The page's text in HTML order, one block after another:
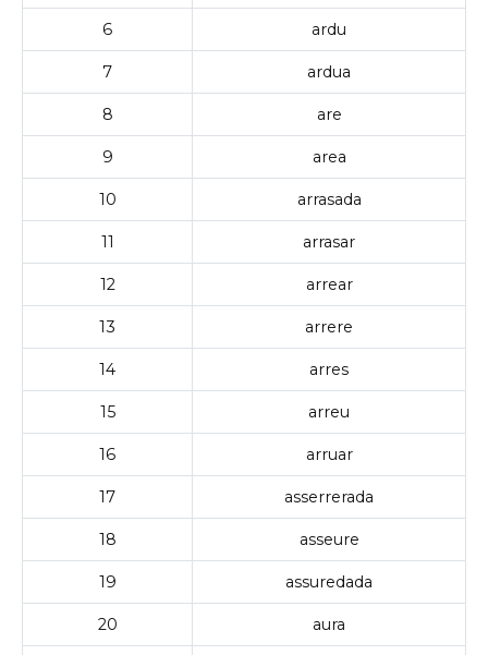
6 ardu
7 ardua
8 are
9 area
10 arrasada
11 arrasar
12 arrear
13 arrere
14 arres
15 arreu
16 arruar
17 asserrerada
18 asseure
19 assuredada
20 aura